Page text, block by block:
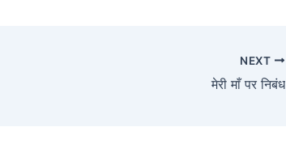
NEXT
मेरी माँ पर निबंध